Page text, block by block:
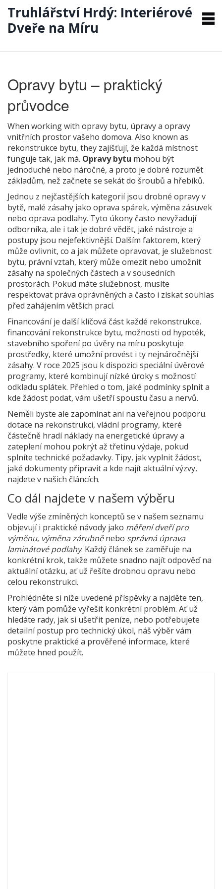
Truhlářství Hrdý: Interiérové
Dveře na Míru
Opravy bytu – praktický
průvodce
When working with opravy bytu, úpravy a opravy
vnitřních prostor vašeho domova. Also known as
rekonstrukce bytu, they zajišťují, že každá místnost
funguje tak, jak má. Opravy bytu mohou být
jednoduché nebo náročné, a proto je dobré rozumět
základům, než začnete se sekát do šroubů a hřebíků.
Jednou z nejčastějších kategorií jsou drobné opravy v
bytě, malé zásahy jako oprava spárek, výměna zásuvek
nebo oprava podlahy. Tyto úkony často nevyžadují
odborníka, ale i tak je dobré vědět, jaké nástroje a
postupy jsou nejefektivnější. Dalším faktorem, který
může ovlivnit, co a jak můžete opravovat, je služebnost
bytu, právní vztah, který může omezit nebo umožnit
zásahy na společných částech a v sousedních
prostorách. Pokud máte služebnost, musíte
respektovat práva oprávněných a často i získat souhlas
před zahájením větších prací.
Financování je další klíčová část každé rekonstrukce.
financování rekonstrukce bytu, možnosti od hypoték,
stavebního spoření po úvěry na míru poskytuje
prostředky, které umožní provést i ty nejnáročnější
zásahy. V roce 2025 jsou k dispozici speciální úvěrové
programy, které kombinují nízké úroky s možností
odkladu splátek. Přehled o tom, jaké podmínky splnit a
kde žádost podat, vám ušetří spoustu času a nervů.
Neměli byste ale zapomínat ani na veřejnou podporu.
dotace na rekonstrukci, vládní programy, které
částečně hradí náklady na energetické úpravy a
zateplenímohou pokrýt až třetinu výdaje, pokud
splníte technické požadavky. Tipy, jak vyplnit žádost,
jaké dokumenty připravit a kde najít aktuální výzvy,
najdete v našich článcích.
Co dál najdete v našem výběru
Vedle výše zmíněných konceptů se v našem seznamu
objevují i praktické návody jako měření dveří pro
výměnu, výměna zárubněnebo správná úprava
laminátové podlahy. Každý článek se zaměřuje na
konkrétní krok, takže můžete snadno najít odpověď na
aktuální otázku, ať už řešíte drobnou opravu nebo
celou rekonstrukci.
Prohlédněte si níže uvedené příspěvky a najděte ten,
který vám pomůže vyřešit konkrétní problém. Ať už
hledáte rady, jak si ušetřit peníze, nebo potřebujete
detailní postup pro technický úkol, náš výběr vám
poskytne praktické a prověřené informace, které
můžete hned použít.